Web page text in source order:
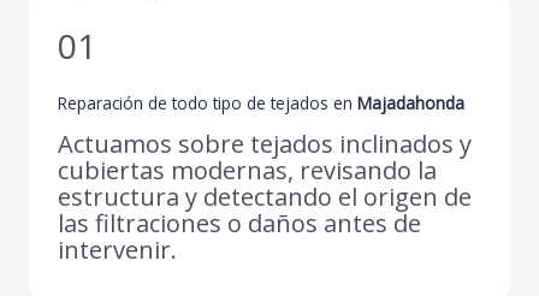
01
Reparación de todo tipo de tejados en Majadahonda
Actuamos sobre tejados inclinados y
cubiertas modernas, revisando la
estructura y detectando el origen de
las filtraciones o daños antes de
intervenir.